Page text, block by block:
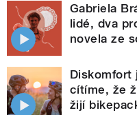
Gabriela
lidé, dva
novela ze
Diskomfort
cítíme, že
žijí